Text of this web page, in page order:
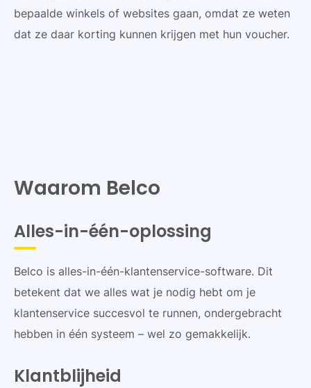
bepaalde winkels of websites gaan, omdat ze weten
dat ze daar korting kunnen krijgen met hun voucher.
Waarom Belco
Alles-in-één-oplossing
Belco is alles-in-één-klantenservice-software. Dit
betekent dat we alles wat je nodig hebt om je
klantenservice succesvol te runnen, ondergebracht
hebben in één systeem – wel zo gemakkelijk.
Klantblijheid